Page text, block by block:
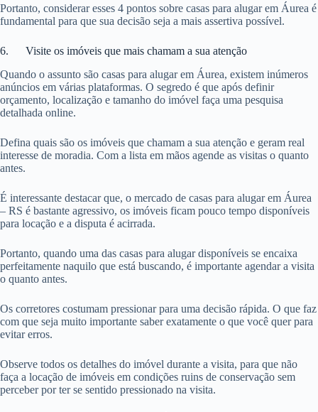
Portanto, considerar esses 4 pontos sobre casas para alugar em Áurea é
fundamental para que sua decisão seja a mais assertiva possível.
6. Visite os imóveis que mais chamam a sua atenção
Quando o assunto são casas para alugar em Áurea, existem inúmeros
anúncios em várias plataformas. O segredo é que após definir
orçamento, localização e tamanho do imóvel faça uma pesquisa
detalhada online.
Defina quais são os imóveis que chamam a sua atenção e geram real
interesse de moradia. Com a lista em mãos agende as visitas o quanto
antes.
É interessante destacar que, o mercado de casas para alugar em Áurea
– RS é bastante agressivo, os imóveis ficam pouco tempo disponíveis
para locação e a disputa é acirrada.
Portanto, quando uma das casas para alugar disponíveis se encaixa
perfeitamente naquilo que está buscando, é importante agendar a visita
o quanto antes.
Os corretores costumam pressionar para uma decisão rápida. O que faz
com que seja muito importante saber exatamente o que você quer para
evitar erros.
Observe todos os detalhes do imóvel durante a visita, para que não
faça a locação de imóveis em condições ruins de conservação sem
perceber por ter se sentido pressionado na visita.